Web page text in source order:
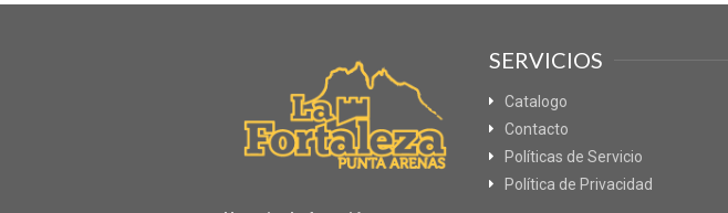
SERVICIOS
Catalogo
Contacto
Políticas de Servicio
Política de Privacidad